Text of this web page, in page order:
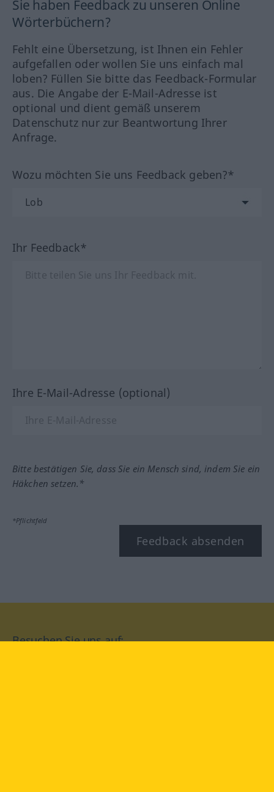
Sie haben Feedback zu unseren Online
Wörterbüchern?
Fehlt eine Übersetzung, ist Ihnen ein Fehler
aufgefallen oder wollen Sie uns einfach mal
loben? Füllen Sie bitte das Feedback-Formular
aus. Die Angabe der E-Mail-Adresse ist
optional und dient gemäß unserem
Datenschutz nur zur Beantwortung Ihrer
Anfrage.
Wozu möchten Sie uns Feedback geben?*
Ihr Feedback*
Ihre E-Mail-Adresse (optional)
Bitte bestätigen Sie, dass Sie ein Mensch sind, indem Sie ein
Häkchen setzen.*
*Pflichtfeld
Feedback absenden
Besuchen Sie uns auf: